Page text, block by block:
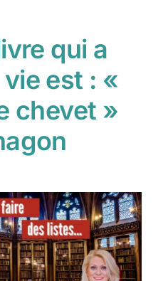
qui a
est : «
chevet »